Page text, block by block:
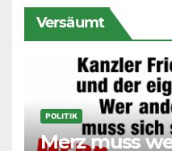
Versäumt
POLITIK
Merz muss